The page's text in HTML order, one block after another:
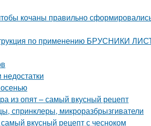
кочаны правильно
по применению БРУСНИКИ
из опят – самый вкусный рецепт
спринклеры, микроразбрызгиватели
вкусный рецепт с чесноком